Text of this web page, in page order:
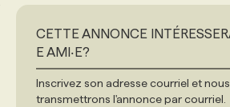
CETTE ANNONCE
E AMI‧E?
Inscrivez son adresse courriel et
transmettrons l'annonce par courriel.